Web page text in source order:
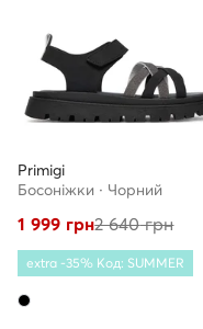
Primigi
Босоніжки · Чорний
1 999 грн2 640грн
extra -35% Код: SUMMER